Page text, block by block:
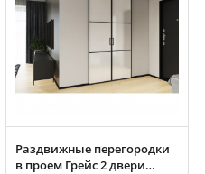
Раздвижные перегородки
в проем Грейс 2 двери